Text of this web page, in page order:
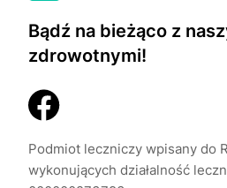
Bądź na bieżąco z
zdrowotnymi!
Podmiot leczniczy wpisany do
wykonujących działalność